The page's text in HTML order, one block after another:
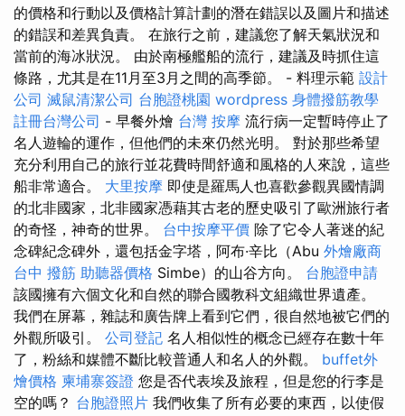
的價格和行動以及價格計算計劃的潛在錯誤以及圖片和描述
的錯誤和差異負責。 在旅行之前，建議您了解天氣狀況和
當前的海冰狀況。 由於南極艦船的流行，建議及時抓住這
條路，尤其是在11月至3月之間的高季節。 - 料理示範 設計
公司 滅鼠清潔公司 台胞證桃園 wordpress 身體撥筋教學
註冊台灣公司 - 早餐外燴 台灣 按摩 流行病一定暫時停止了
名人遊輪的運作，但他們的未來仍然光明。 對於那些希望
充分利用自己的旅行並花費時間舒適和風格的人來說，這些
船非常適合。 大里按摩 即使是羅馬人也喜歡參觀異國情調
的北非國家，北非國家憑藉其古老的歷史吸引了歐洲旅行者
的奇怪，神奇的世界。 台中按摩平價 除了它令人著迷的紀
念碑紀念碑外，還包括金字塔，阿布·辛比（Abu 外燴廠商
台中 撥筋 助聽器價格 Simbe）的山谷方向。 台胞證申請
該國擁有六個文化和自然的聯合國教科文組織世界遺產。
我們在屏幕，雜誌和廣告牌上看到它們，很自然地被它們的
外觀所吸引。 公司登記 名人相似性的概念已經存在數十年
了，粉絲和媒體不斷比較普通人和名人的外觀。 buffet外
燴價格 柬埔寨簽證 您是否代表埃及旅程，但是您的行李是
空的嗎？ 台胞證照片 我們收集了所有必要的東西，以使假